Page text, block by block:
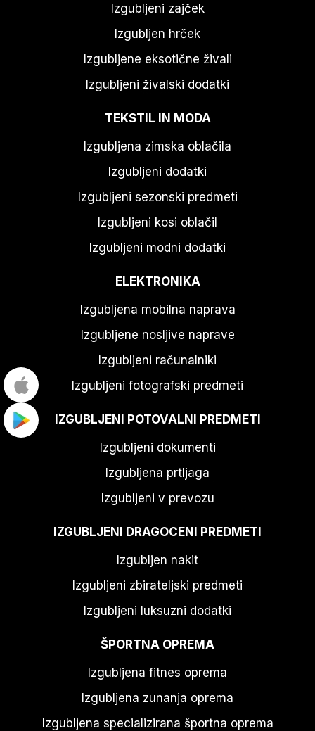
Izgubljeni zajček
Izgubljen hrček
Izgubljene eksotične živali
Izgubljeni živalski dodatki
TEKSTIL IN MODA
Izgubljena zimska oblačila
Izgubljeni dodatki
Izgubljeni sezonski predmeti
Izgubljeni kosi oblačil
Izgubljeni modni dodatki
ELEKTRONIKA
Izgubljena mobilna naprava
Izgubljene nosljive naprave
Izgubljeni računalniki
Izgubljeni fotografski predmeti
IZGUBLJENI POTOVALNI PREDMETI
Izgubljeni dokumenti
Izgubljena prtljaga
Izgubljeni v prevozu
IZGUBLJENI DRAGOCENI PREDMETI
Izgubljen nakit
Izgubljeni zbirateljski predmeti
Izgubljeni luksuzni dodatki
ŠPORTNA OPREMA
Izgubljena fitnes oprema
Izgubljena zunanja oprema
Izgubljena specializirana športna oprema